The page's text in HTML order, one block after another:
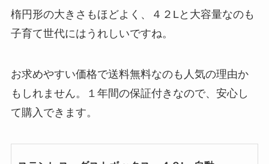
楕円形の大きさもほどよく、４２Lと大容量なのも
子育て世代にはうれしいですね。
お求めやすい価格で送料無料なのも人気の理由か
もしれません。１年間の保証付きなので、安心し
て購入できます。